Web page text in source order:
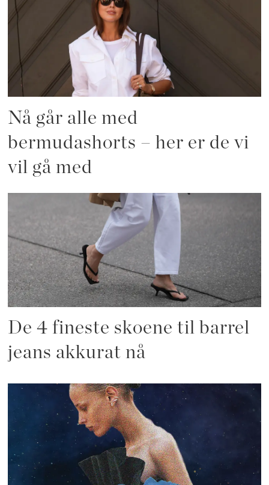
Nå går alle med
bermudashorts – her er de vi
vil gå med
De 4 fineste skoene til barrel
jeans akkurat nå